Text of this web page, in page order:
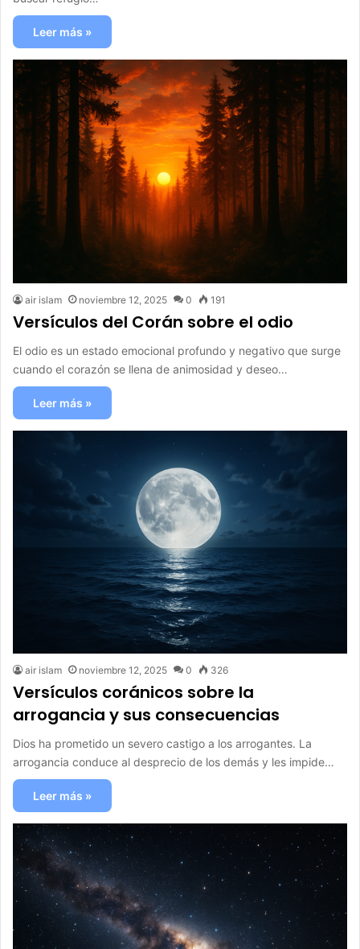
Leer más »
air islam noviembre 12, 2025 0 191
Versículos del Corán sobre el odio
El odio es un estado emocional profundo y negativo que surge
cuando el corazón se llena de animosidad y deseo…
Leer más »
air islam noviembre 12, 2025 0 326
Versículos coránicos sobre la
arrogancia y sus consecuencias
Dios ha prometido un severo castigo a los arrogantes. La
arrogancia conduce al desprecio de los demás y les impide…
Leer más »